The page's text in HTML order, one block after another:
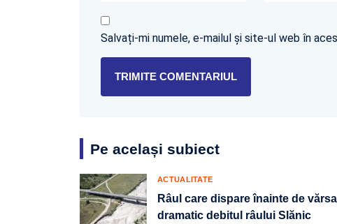
Salvați-mi numele, e-mailul și site-ul web în
Pe același subiect
ACTUALITATE
Râul care dispare înainte de
dramatic debitul râului Slănic